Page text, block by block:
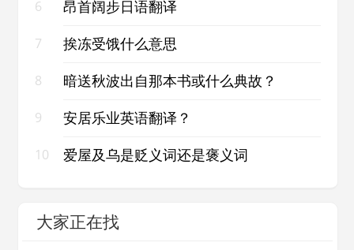
6 昂首阔步日语翻译
7 挨冻受饿什么意思
8 暗送秋波出自那本书或什么典故？
9 安居乐业英语翻译？
10 爱屋及乌是贬义词还是褒义词
大家正在找